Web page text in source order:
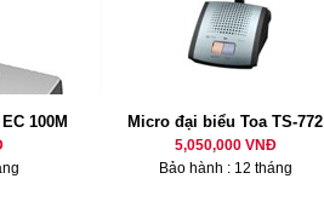
100M Micro đại biểu Toa TS-772
5,050,000 VNĐ
Bảo hành : 12 tháng